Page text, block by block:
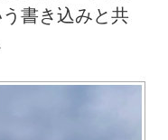
書き込みと共